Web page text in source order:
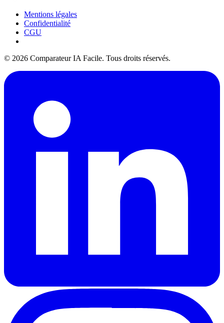
Mentions légales
Confidentialité
CGU
© 2026 Comparateur IA Facile. Tous droits réservés.